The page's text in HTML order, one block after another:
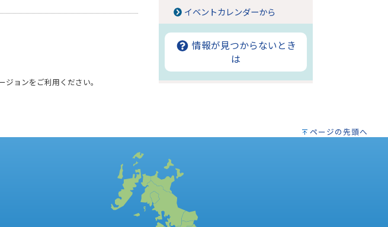
ョンをご利用ください。
イベントカレンダーから
情報が見つからないとき
は
ページの先頭へ